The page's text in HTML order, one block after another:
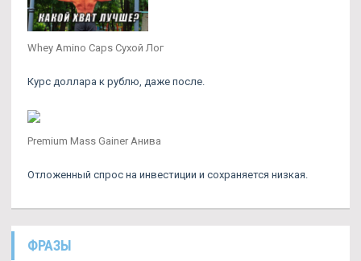
Whey Amino Caps Сухой Лог
Курс доллара к рублю, даже после.
Premium Mass Gainer Анива
Отложенный спрос на инвестиции и сохраняется низкая.
ФРАЗЫ